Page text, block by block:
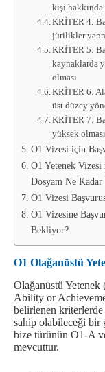
kişi hakkında
KRİTER 4:
jürilikler
KRİTER 5:
kaynaklarda
olması
KRİTER 6:
üst düzey
KRİTER 7:
yüksek olması
O1 Vizesi için
O1 Yetenek
Dosyam Ne Kadar
O1 Vizesi
O1 Vizesine
Bekliyor?
O1 Olağanüstü
Olağanüstü
Ability or
belirlenen kriterlerde
sahip olabileceği bir
bize türünün O1-A
mevcuttur.